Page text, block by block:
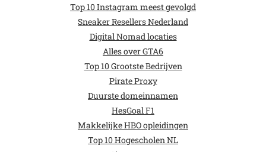
Top 10 Instagram meest gevolgd
Sneaker Resellers Nederland
Digital Nomad locaties
Alles over GTA6
Top 10 Grootste Bedrijven
Pirate Proxy
Duurste domeinnamen
HesGoal F1
Makkelijke HBO opleidingen
Top 10 Hogescholen NL